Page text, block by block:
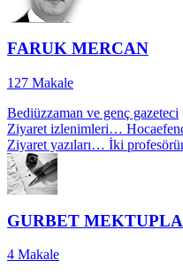
FARUK MERCAN
127 Makale
Bediüzzaman ve genç gazeteci
Ziyaret izlenimleri…
Ziyaret yazıları… İki
GURBET
4 Makale